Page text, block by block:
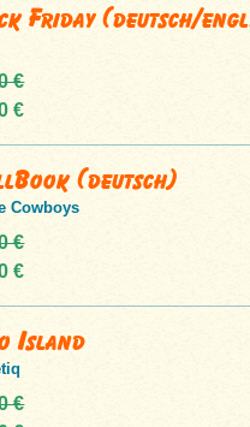
Friday (deutsch/
€
€
(deutsch)
Cowboys
€
€
Island
€